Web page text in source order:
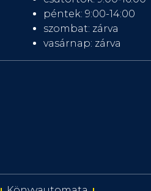
péntek: 9:00-14:00
szombat: zárva
vasárnap: zárva